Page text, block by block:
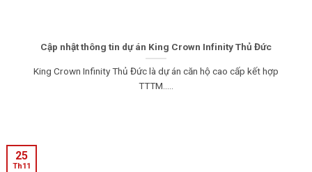
Cập nhật thông tin dự án King Crown Infinity Thủ Đức
King Crown Infinity Thủ Đức là dự án căn hộ cao cấp kết hợp
TTTM.....
25
Th11